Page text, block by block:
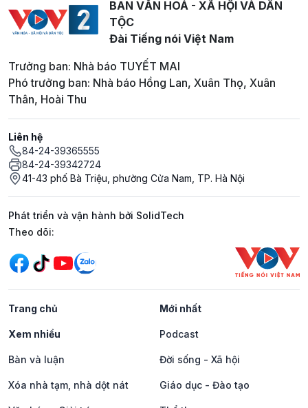
BAN VĂN HOÁ - XÃ HỘI VÀ DÂN
TỘC
Đài Tiếng nói Việt Nam
Trưởng ban: Nhà báo TUYẾT MAI
Phó trưởng ban: Nhà báo Hồng Lan, Xuân Thọ, Xuân
Thân, Hoài Thu
Liên hệ
84-24-39365555
84-24-39342724
41-43 phố Bà Triệu, phường Cửa Nam, TP. Hà Nội
Phát triển và vận hành bởi SolidTech
Mạng xã hội
Theo dõi:
Trang chủ Mới nhất
Xem nhiều Podcast
Bàn và luận Đời sống - Xã hội
Xóa nhà tạm, nhà dột nát Giáo dục - Đào tạo